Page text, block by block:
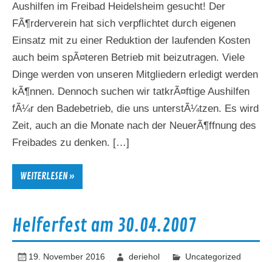
Aushilfen im Freibad Heidelsheim gesucht! Der
FÃ¶rderverein hat sich verpflichtet durch eigenen
Einsatz mit zu einer Reduktion der laufenden Kosten
auch beim spÃ¤teren Betrieb mit beizutragen. Viele
Dinge werden von unseren Mitgliedern erledigt werden
kÃ¶nnen. Dennoch suchen wir tatkrÃ¤ftige Aushilfen
fÃ¼r den Badebetrieb, die uns unterstÃ¼tzen. Es wird
Zeit, auch an die Monate nach der NeuerÃ¶ffnung des
Freibades zu denken. […]
WEITERLESEN »
Helferfest am 30.04.2007
19. November 2016 deriehol Uncategorized